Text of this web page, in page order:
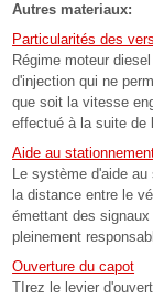
Autres materiaux:
Particularités des
Régime moteur
d'injection qui ne
que soit la vitesse
effectué à la suite de
Aide au
Le système d'aide
la distance entre le
émettant des
pleinement
Ouverture du capot
TIrez le levier